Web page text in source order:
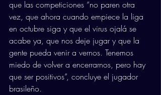
que las competiciones “no paren otra
vez, que ahora cuando empiece la liga
en octubre siga y que el virus ojalá se
acabe ya, que nos deje jugar y que la
gente pueda venir a vernos. Tenemos
miedo de volver a encerrarnos, pero hay
que ser positivos”, concluye el jugador
brasileño.